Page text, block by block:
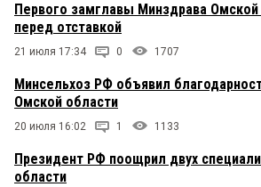
Первого замглавы Минздрава Омской
перед отставкой
21 июля 17:34 0 1707
Минсельхоз РФ объявил
Омской области
20 июля 16:02 1 1133
Президент РФ поощрил двух
области